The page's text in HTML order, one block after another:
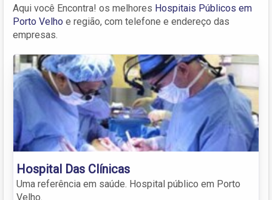
Aqui você Encontra! os melhores Hospitais Públicos em
Porto Velho e região, com telefone e endereço das
empresas.
Hospital Das Clínicas
Uma referência em saúde. Hospital público em Porto
Velho.